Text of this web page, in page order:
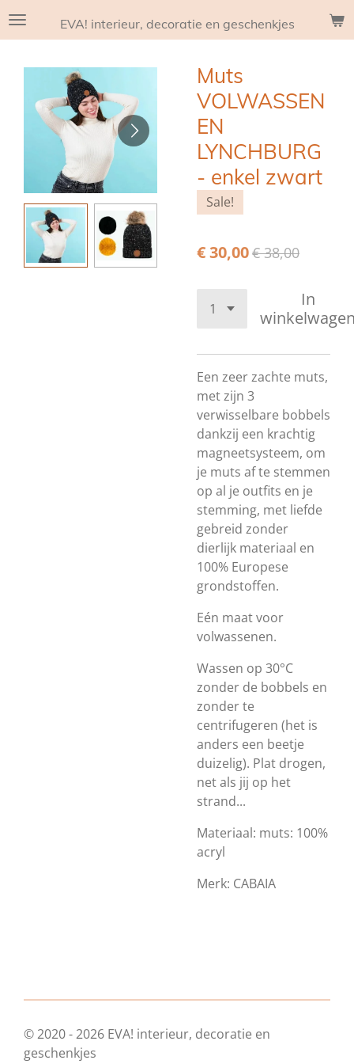
Ga
hoofdinhoud
EVA! interieur, decoratie en geschenkjes
Muts
VOLWASSEN
EN
LYNCHBURG
- enkel zwart
Sale!
€ 30,00€ 38,00
In
Een zeer zachte muts,
met zijn 3
verwisselbare bobbels
dankzij een krachtig
magneetsysteem, om
je muts af te stemmen
op al je outfits en je
stemming, met liefde
gebreid zonder
dierlijk materiaal en
100% Europese
grondstoffen.
Eén maat voor
volwassenen.
Wassen op 30°C
zonder de bobbels en
zonder te
centrifugeren (het is
anders een beetje
duizelig). Plat drogen,
net als jij op het
strand...
Materiaal: muts: 100%
acryl
Merk: CABAIA
© 2020 - 2026 EVA! interieur, decoratie en
geschenkjes